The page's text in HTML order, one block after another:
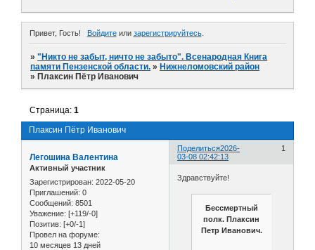
Привет, Гость! Войдитеили зарегистрируйтесь.
»"Никто не забыт, ничто не забыто". Всенародная Книга
памяти Пензенской области. » Нижнеломовский район
» Плаксин Пётр Иванович
Плаксин Пётр Иванович
Страница:1
Поделиться 1
2026-
03-08 02:42:13
Легошина Валентина
Активный участник
Зарегистрирован: 2022-05-20
Приглашений: 0
Сообщений: 8501
Уважение: [+119/-0]
Позитив: [+0/-1]
Провел на форуме:
10 месяцев 13 дней
Здравствуйте!
Бессмертный
полк. Плаксин
Петр Иванович.